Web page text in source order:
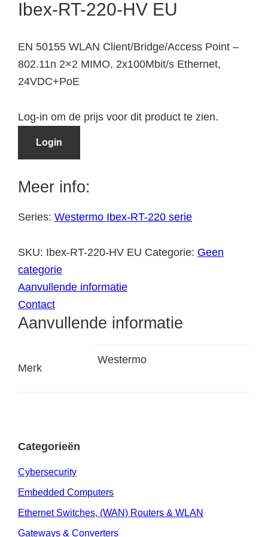
Ibex-RT-220-HV EU
EN 50155 WLAN Client/Bridge/Access Point –
802.11n 2×2 MIMO, 2x100Mbit/s Ethernet,
24VDC+PoE
Log-in om de prijs voor dit product te zien.
Login
Meer info:
Series: Westermo Ibex-RT-220 serie
SKU: Ibex-RT-220-HV EU Categorie: Geen
categorie
Aanvullende informatie
Contact
Aanvullende informatie
Merk
Westermo
Categorieën
Cybersecurity
Embedded Computers
Ethernet Switches, (WAN) Routers & WLAN
Gateways & Converters